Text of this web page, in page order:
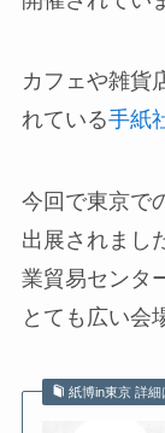
カフェや雑貨
れている手紙
今回で東京で
出展されまし
業貿易センタ
とても広い会
紙博in東京 詳細